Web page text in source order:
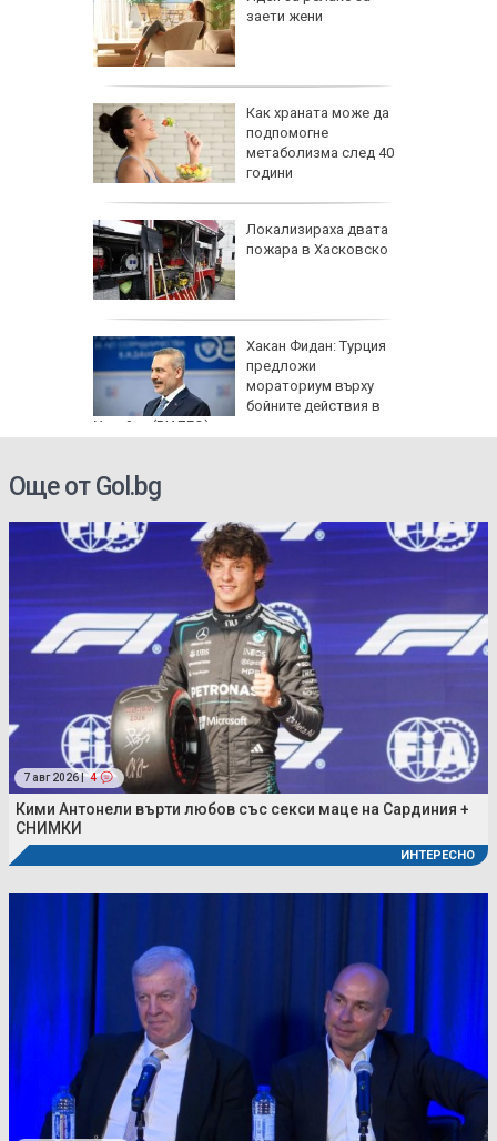
заети жени
Как храната може да
подпомогне
метаболизма след 40
години
Локализираха двата
пожара в Хасковско
Хакан Фидан: Турция
предложи
мораториум върху
бойните действия в
Украйна (ВИДЕО)
Още от Gol.bg
7 авг 2026 | 4
Кими Антонели върти любов със секси маце на Сардиния +
СНИМКИ
ИНТЕРЕСНО